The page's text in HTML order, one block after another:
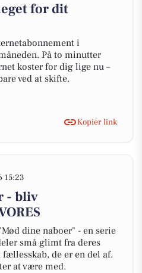
for dit
i
På to minutter
koster for dig lige nu –
ved at skifte.
Kopiér link
15:23
- bliv
dine naboer" - en serie
små glimt fra deres
fællesskab, de er en del af.
at være med.